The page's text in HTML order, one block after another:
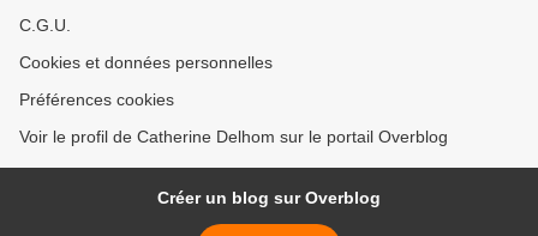
C.G.U.
Cookies et données personnelles
Préférences cookies
Voir le profil de Catherine Delhom sur le portail Overblog
Créer un blog sur Overblog